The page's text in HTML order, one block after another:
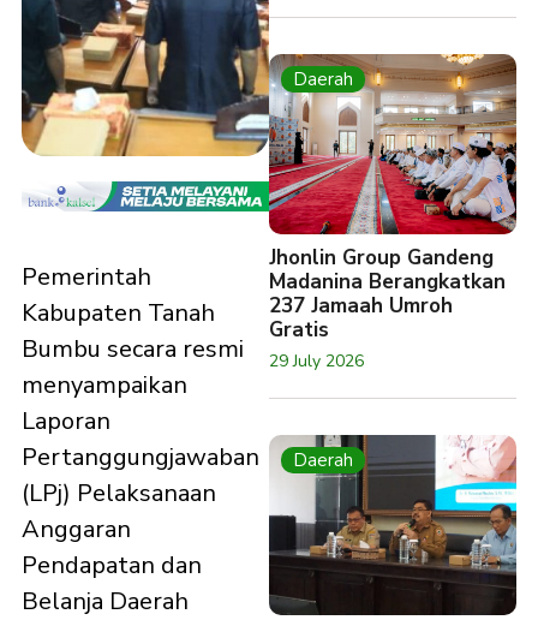
Pemerintah
Kabupaten Tanah
Bumbu secara resmi
menyampaikan
Laporan
Pertanggungjawaban
(LPj) Pelaksanaan
Anggaran
Pendapatan dan
Belanja Daerah
Daerah
Jhonlin Group Gandeng
Madanina Berangkatkan
237 Jamaah Umroh
Gratis
29 July 2026
Daerah